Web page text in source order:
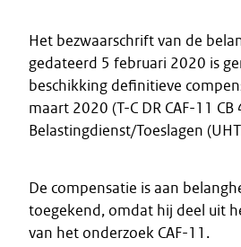
Het bezwaarschrift van de
gedateerd 5 februari 2020 is
beschikking definitieve
maart 2020 (T-C DR CAF-11 CB
Belastingdienst/Toeslagen
De compensatie is aan
toegekend, omdat hij deel uit
van het onderzoek CAF-11.